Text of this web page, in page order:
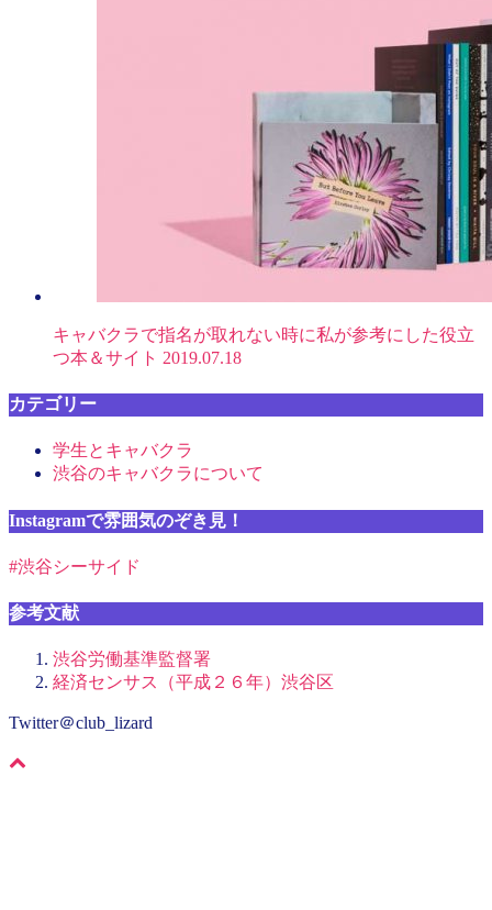
キャバクラで指名が取れない時に私が参考にした役立
つ本＆サイト 2019.07.18
カテゴリー
学生とキャバクラ
渋谷のキャバクラについて
Instagramで雰囲気のぞき見！
#渋谷シーサイド
参考文献
渋谷労働基準監督署
経済センサス（平成２６年）渋谷区
Twitter＠club_lizard